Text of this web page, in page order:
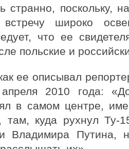
странно, поскольку,
встречу широко
что ее
польские и
ее описывал
2010 года:
в самом центре,
там, куда рухнул
Владимира Путина,